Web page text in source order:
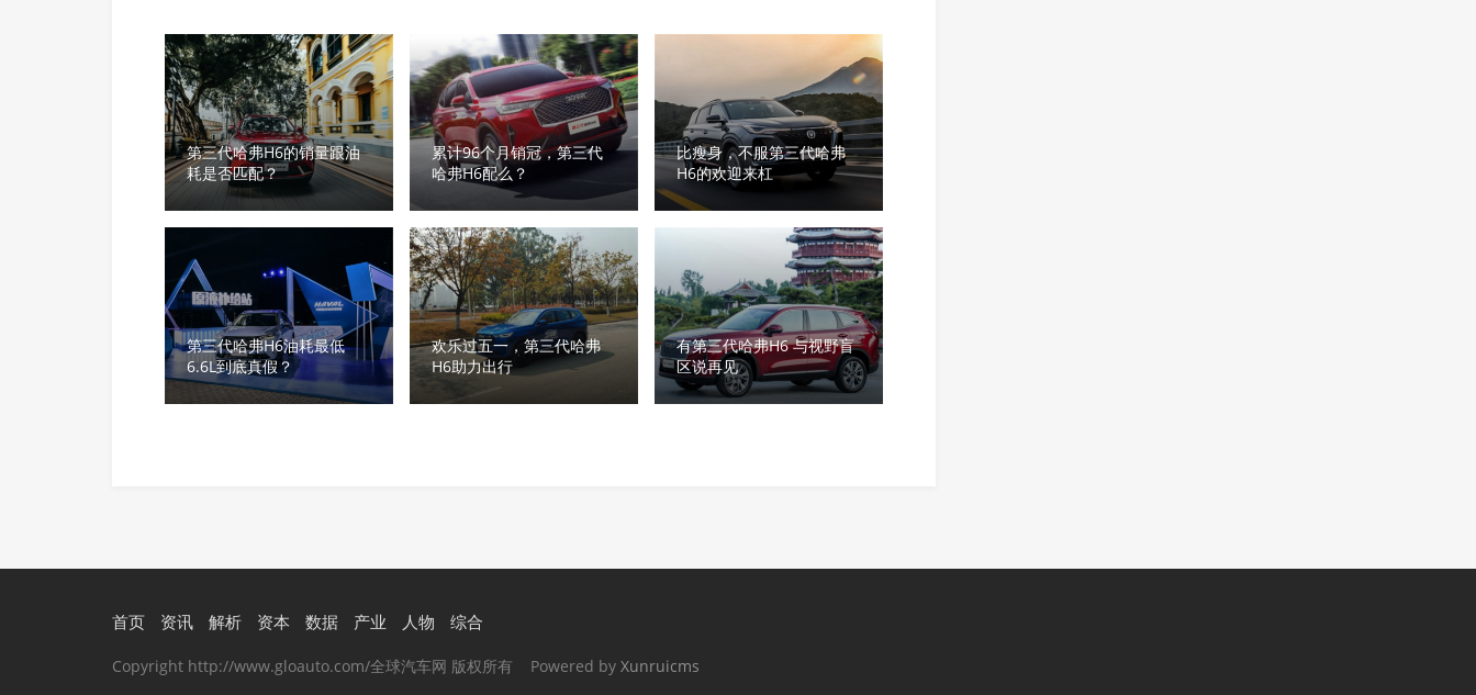
第三代哈弗H6的销量跟油
耗是否匹配？
累计96个月销冠，第三代
哈弗H6配么？
比瘦身，不服第三代哈弗
H6的欢迎来杠
第三代哈弗H6油耗最低
6.6L到底真假？
欢乐过五一，第三代哈弗
H6助力出行
有第三代哈弗H6 与视野盲
区说再见
首页 资讯 解析 资本 数据 产业 人物 综合
Copyright http://www.gloauto.com/全球汽车网 版权所有 Powered by Xunruicms